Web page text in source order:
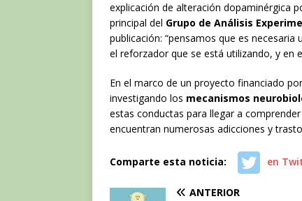
explicación de alteración dopaminérgica
principal del Grupo de Análisis
publicación: “pensamos que es
el reforzador que se está utilizando, y en
En el marco de un proyecto financiado
investigando los mecanismos
estas conductas para llegar a
encuentran numerosas adicciones y
Comparte esta noticia: en
ANTERIOR